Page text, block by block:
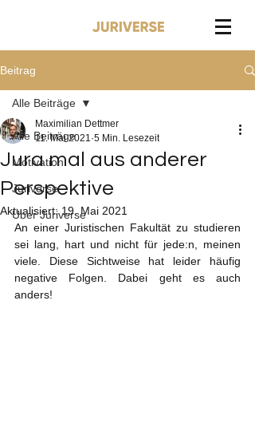
Beitrag
Alle Beiträge
Motivation
Juriverse
Über Juriverse
Alle Beiträge
Jura mal aus anderer
Perspektive
Maximilian Dettmer
11. Mai 2021 5 Min. Lesezeit
Aktualisiert:19. Mai 2021
An einer Juristischen Fakultät zu studieren
sei lang, hart und nicht für jede:n, meinen
viele. Diese Sichtweise hat leider häufig
negative Folgen. Dabei geht es auch
anders!